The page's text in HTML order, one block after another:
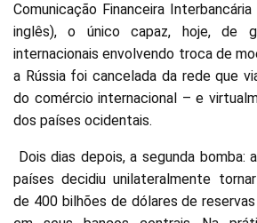
Comunicação Financeira
inglês), o único capaz, hoje, de
internacionais envolvendo troca de
a Rússia foi cancelada da rede que
do comércio internacional – e
dos países ocidentais.
Dois dias depois, a segunda bomba:
países decidiu unilateralmente
de 400 bilhões de dólares de